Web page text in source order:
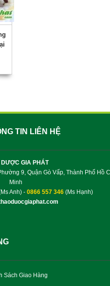
TIN LIÊN HỆ
GIA PHÁT
9, Quận Gò Vấp, Thành Phố Hồ
Minh
Anh) - 0866 557 346(Ms Hạnh)
Sách Giao Hàng